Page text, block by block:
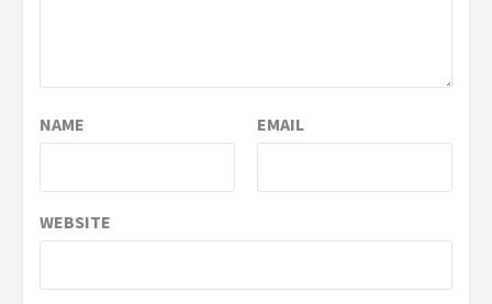
NAME EMAIL
WEBSITE